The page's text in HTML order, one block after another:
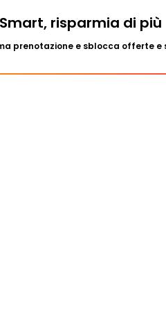
risparmia di più
prenotazione e sblocca offerte e